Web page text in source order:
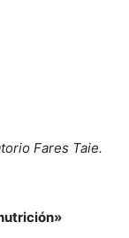
Fares Taie.